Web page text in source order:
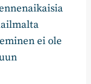
ei ole